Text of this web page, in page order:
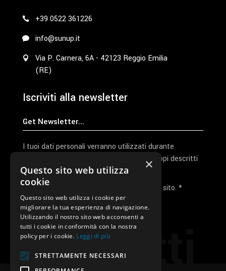
Contatti
+39 0522 361226
info@sunup.it
Via P. Carnera, 6A - 42123 Reggio Emilia
(RE)
Iscriviti alla newsletter
I tuoi dati personali verranno utilizzati durante
l'elaborazione della richiesta e per altri scopi descritti
nella nostraprivacy policy
Ho letto e accetto la privacy policy del sito. *
Invia I Dati
×
Questo sito web utilizza
cookie
Questo sito web utilizza i cookie per
migliorare la tua esperienza di navigazione.
Utilizzando il nostro sito web acconsenti a
tutti i cookie in conformità con la nostra
policy per i cookie. Leggi di più
STRETTAMENTE NECESSARI